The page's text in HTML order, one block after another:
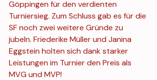
Göppingen für den verdienten
Turniersieg. Zum Schluss gab es für die
SF noch zwei weitere Gründe zu
jubeln. Friederike Müller und Janina
Eggstein holten sich dank starker
Leistungen im Turnier den Preis als
MVG und MVP!